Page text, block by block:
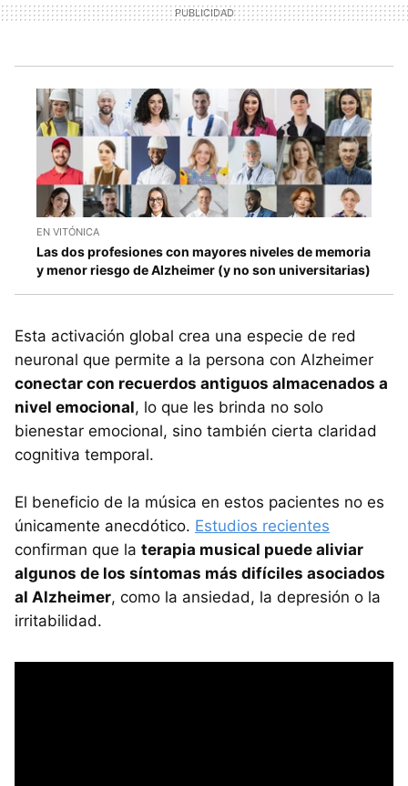
EN VITÓNICA
Las dos profesiones con mayores niveles de memoria
y menor riesgo de Alzheimer (y no son universitarias)
Esta activación global crea una especie de red
neuronal que permite a la persona con Alzheimer
conectar con recuerdos antiguos almacenados a
nivel emocional, lo que les brinda no solo
bienestar emocional, sino también cierta claridad
cognitiva temporal.
El beneficio de la música en estos pacientes no es
únicamente anecdótico. Estudios recientes
confirman que la terapia musical puede aliviar
algunos de los síntomas más difíciles asociados
al Alzheimer, como la ansiedad, la depresión o la
irritabilidad.